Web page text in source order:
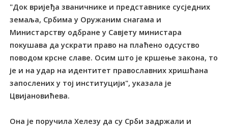
"Док вријеђа званичнике и представнике сусједних
земаља, Србима у Оружаним снагама и
Министарству одбране у Савјету министара
покушава да ускрати право на плаћено одсуство
поводом крсне славе. Осим што је кршење закона, то
је и на удар на идентитет православних хришћана
запослених у тој институцији", указала је
Цвијановићева.
Она је поручила Хелезу да су Срби задржали и